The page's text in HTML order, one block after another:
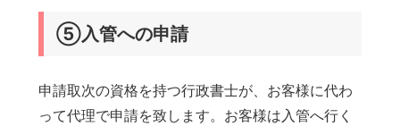
⑤入管への申請
申請取次の資格を持つ行政書士が、お客様に代わ
って代理で申請を致します。お客様は入管へ行く